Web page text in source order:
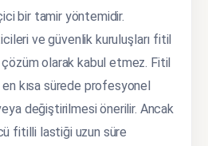
bir tamir yöntemidir.
ve güvenlik kuruluşları fitil
çözüm olarak kabul etmez. Fitil
kısa sürede profesyonel
değiştirilmesi önerilir. Ancak
fitilli lastiği uzun süre